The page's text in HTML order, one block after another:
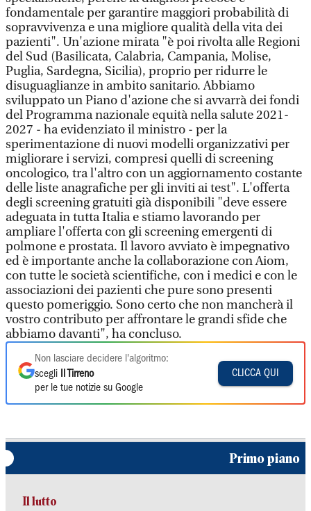
fondamentale per garantire maggiori probabilità di
sopravvivenza e una migliore qualità della vita dei
pazienti". Un'azione mirata "è poi rivolta alle Regioni
del Sud (Basilicata, Calabria, Campania, Molise,
Puglia, Sardegna, Sicilia), proprio per ridurre le
disuguaglianze in ambito sanitario. Abbiamo
sviluppato un Piano d'azione che si avvarrà dei fondi
del Programma nazionale equità nella salute 2021-
2027 - ha evidenziato il ministro - per la
sperimentazione di nuovi modelli organizzativi per
migliorare i servizi, compresi quelli di screening
oncologico, tra l'altro con un aggiornamento costante
delle liste anagrafiche per gli inviti ai test". L'offerta
degli screening gratuiti già disponibili "deve essere
adeguata in tutta Italia e stiamo lavorando per
ampliare l'offerta con gli screening emergenti di
polmone e prostata. Il lavoro avviato è impegnativo
ed è importante anche la collaborazione con Aiom,
con tutte le società scientifiche, con i medici e con le
associazioni dei pazienti che pure sono presenti
questo pomeriggio. Sono certo che non mancherà il
vostro contributo per affrontare le grandi sfide che
abbiamo davanti", ha concluso.
Non lasciare decidere l'algoritmo:
scegli
Il Tirreno
per le tue notizie su Google
CLICCA QUI
Primo piano
Il lutto